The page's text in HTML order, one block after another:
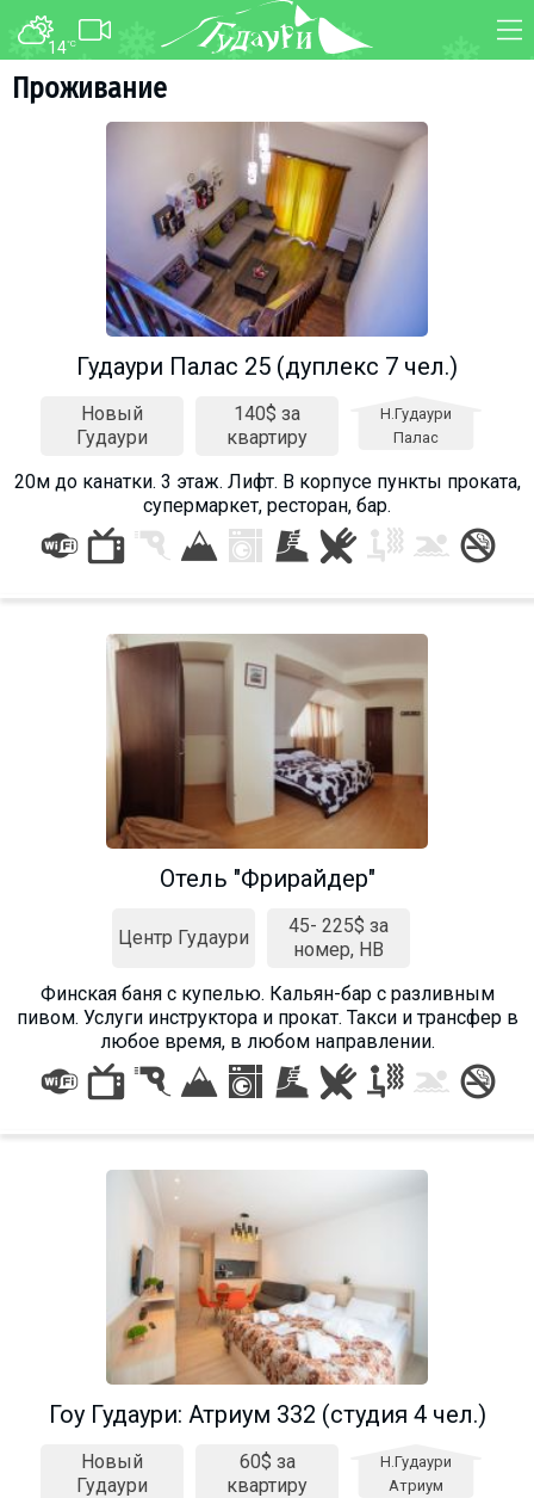
14°C
Проживание
Гудаури Палас 25 (дуплекс 7 чел.)
Новый
Гудаури
140$ за
квартиру
Н.Гудаури
Палас
20м до канатки. 3 этаж. Лифт. В корпусе пункты проката,
супермаркет, ресторан, бар.
Отель "Фрирайдер"
Центр Гудаури
45- 225$ за
номер, HB
Финская баня с купелью. Кальян-бар с разливным
пивом. Услуги инструктора и прокат. Такси и трансфер в
любое время, в любом направлении.
Гоу Гудаури: Атриум 332 (студия 4 чел.)
Новый
Гудаури
60$ за
квартиру
Н.Гудаури
Атриум
ФОРУМ
WEBCAM
ТРАНСФЕР
О курорте
Схема трасс
Ски-пасс
Инструкторы
Прокат
Ски-сервис
Дети в Гудаури
Календарь событий
Телеграм-канал
Гудаури
INFO
ПРОЖИВАНИЕ
Квартиры
Коттеджи
Отели
Горячие предложения
Долгосрочная аренда
Казбеги
О Грузии
Визы и Документы
Что пить?
Безопасность